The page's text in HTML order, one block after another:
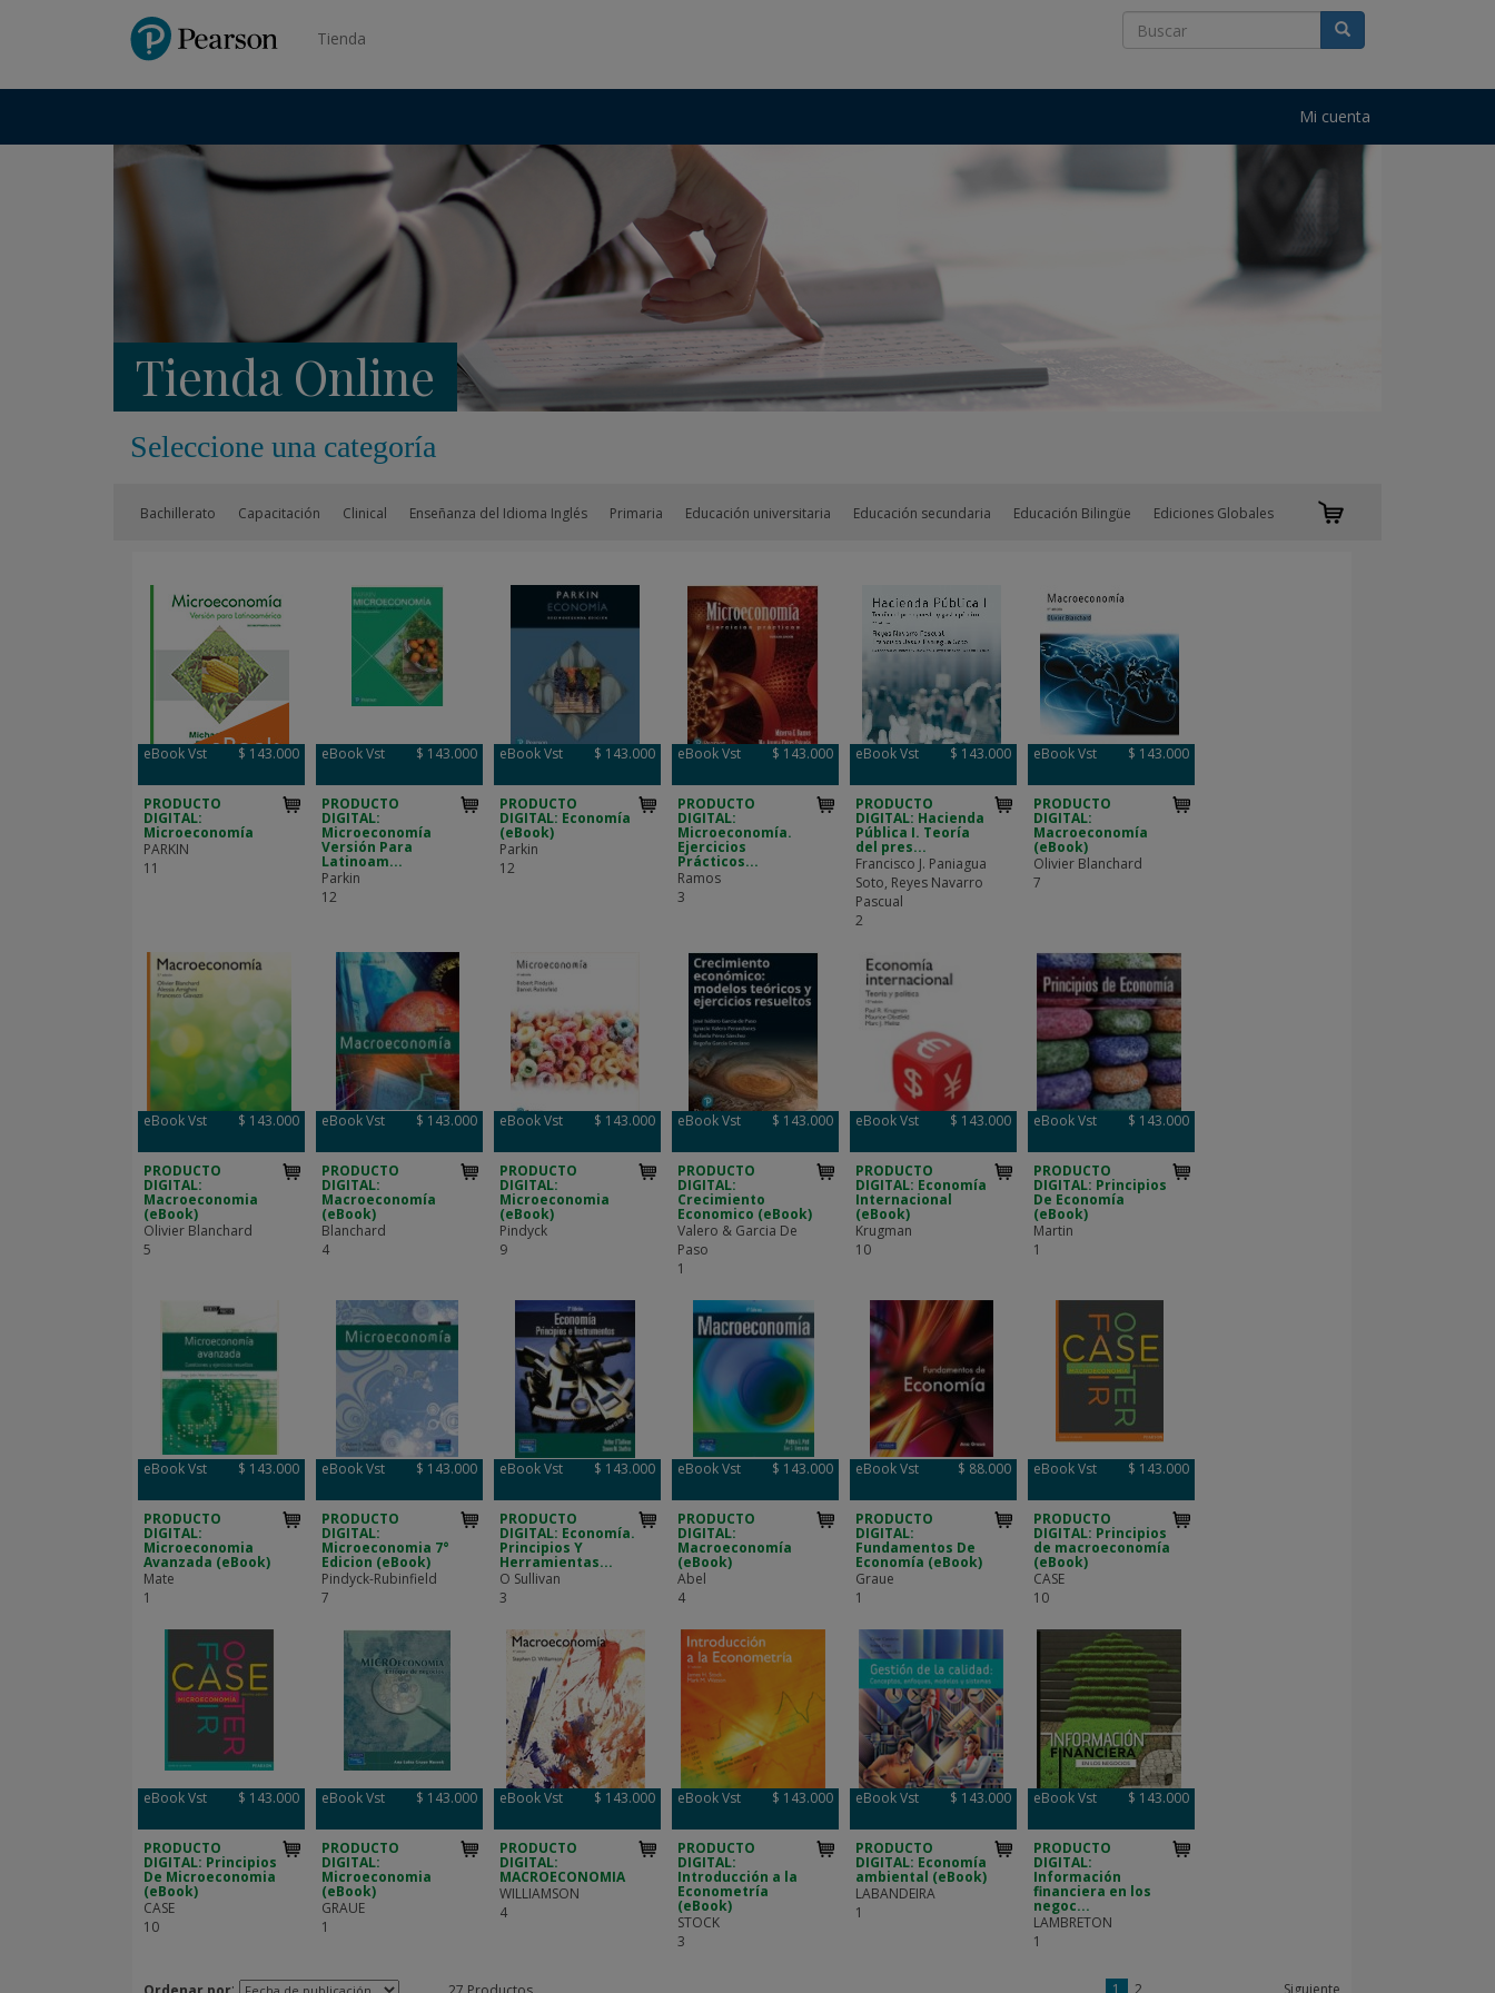
PearsonTienda
Mi cuenta
Tienda Online
Seleccione una categoría
Bachillerato Capacitación Clinical Enseñanza del Idioma Inglés Primaria Educación universitaria Educación secundaria Educación Bilingüe Ediciones Globales
eBook Vst $ 143.000
PRODUCTO
DIGITAL:
Microeconomía
PARKIN
11
eBook Vst $ 143.000
PRODUCTO
DIGITAL:
Microeconomía
Versión Para
Latinoam...
Parkin
12
eBook Vst $ 143.000
PRODUCTO
DIGITAL: Economía
(eBook)
Parkin
12
eBook Vst $ 143.000
PRODUCTO
DIGITAL:
Microeconomía.
Ejercicios
Prácticos...
Ramos
3
eBook Vst $ 143.000
PRODUCTO
DIGITAL: Hacienda
Pública I. Teoría
del pres...
Francisco J. Paniagua
Soto, Reyes Navarro
Pascual
2
eBook Vst $ 143.000
PRODUCTO
DIGITAL:
Macroeconomía
(eBook)
Olivier Blanchard
7
eBook Vst $ 143.000
PRODUCTO
DIGITAL:
Macroeconomia
(eBook)
Olivier Blanchard
5
eBook Vst $ 143.000
PRODUCTO
DIGITAL:
Macroeconomía
(eBook)
Blanchard
4
eBook Vst $ 143.000
PRODUCTO
DIGITAL:
Microeconomia
(eBook)
Pindyck
9
eBook Vst $ 143.000
PRODUCTO
DIGITAL:
Crecimiento
Economico (eBook)
Valero & Garcia De
Paso
1
eBook Vst $ 143.000
PRODUCTO
DIGITAL: Economía
Internacional
(eBook)
Krugman
10
eBook Vst $ 143.000
PRODUCTO
DIGITAL: Principios
De Economía
(eBook)
Martin
1
eBook Vst $ 143.000
PRODUCTO
DIGITAL:
Microeconomia
Avanzada (eBook)
Mate
1
eBook Vst $ 143.000
PRODUCTO
DIGITAL:
Microeconomia 7°
Edicion (eBook)
Pindyck-Rubinfield
7
eBook Vst $ 143.000
PRODUCTO
DIGITAL: Economía.
Principios Y
Herramientas...
O Sullivan
3
eBook Vst $ 143.000
PRODUCTO
DIGITAL:
Macroeconomía
(eBook)
Abel
4
eBook Vst $ 88.000
PRODUCTO
DIGITAL:
Fundamentos De
Economía (eBook)
Graue
1
eBook Vst $ 143.000
PRODUCTO
DIGITAL: Principios
de macroeconomía
(eBook)
CASE
10
eBook Vst $ 143.000
PRODUCTO
DIGITAL: Principios
De Microeconomia
(eBook)
CASE
10
eBook Vst $ 143.000
PRODUCTO
DIGITAL:
Microeconomia
(eBook)
GRAUE
1
eBook Vst $ 143.000
PRODUCTO
DIGITAL:
MACROECONOMIA
WILLIAMSON
4
eBook Vst $ 143.000
PRODUCTO
DIGITAL:
Introducción a la
Econometría
(eBook)
STOCK
3
eBook Vst $ 143.000
PRODUCTO
DIGITAL: Economía
ambiental (eBook)
LABANDEIRA
1
eBook Vst $ 143.000
PRODUCTO
DIGITAL:
Información
financiera en los
negoc...
LAMBRETON
1
1 2 Siguiente